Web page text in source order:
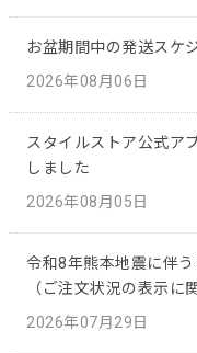
お盆期間中の発送スケ
2026年08月06日
スタイルストア公式ア
しました
2026年08月05日
令和8年熊本地震に伴
（ご注文状況の表示に
2026年07月29日